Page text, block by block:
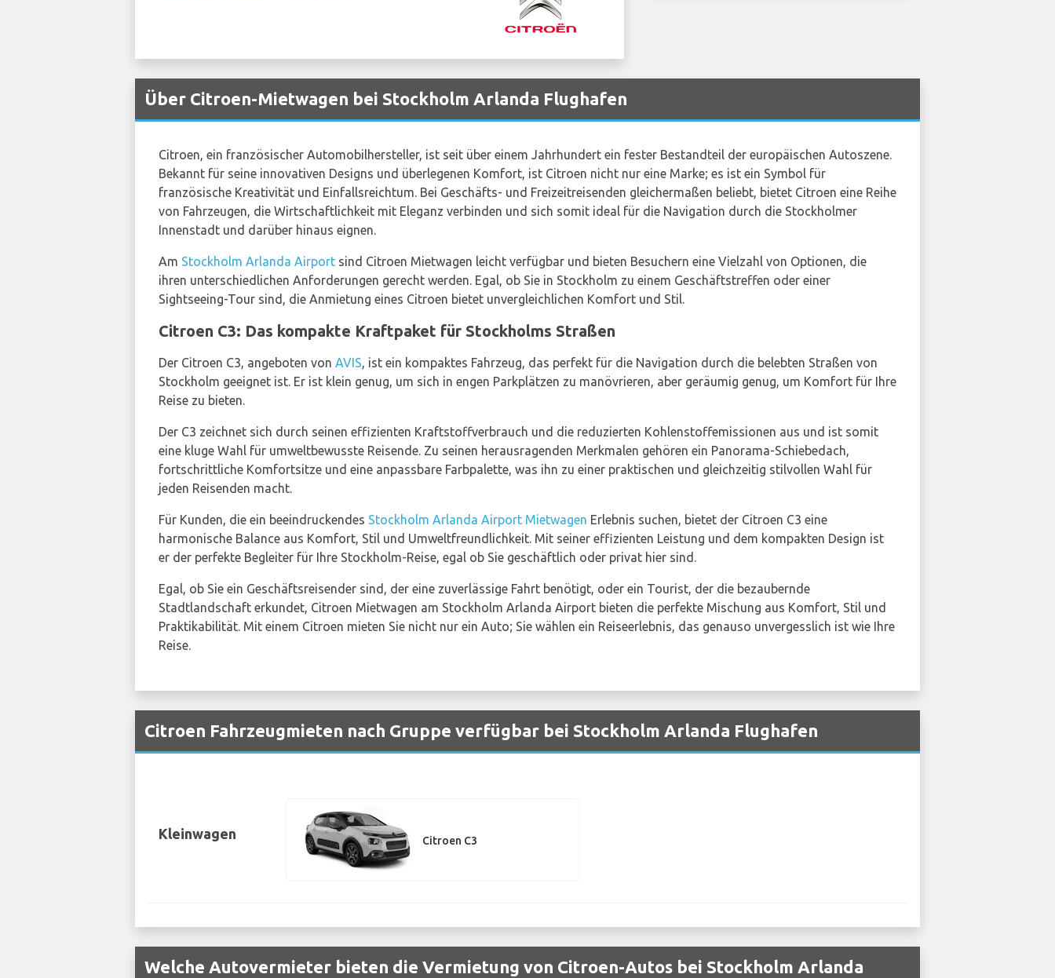
Über Citroen-Mietwagen bei Stockholm Arlanda Flughafen
Citroen, ein französischer Automobilhersteller, ist seit über einem Jahrhundert ein fester Bestandteil der europäischen Autoszene.
Bekannt für seine innovativen Designs und überlegenen Komfort, ist Citroen nicht nur eine Marke; es ist ein Symbol für
französische Kreativität und Einfallsreichtum. Bei Geschäfts- und Freizeitreisenden gleichermaßen beliebt, bietet Citroen eine Reihe
von Fahrzeugen, die Wirtschaftlichkeit mit Eleganz verbinden und sich somit ideal für die Navigation durch die Stockholmer
Innenstadt und darüber hinaus eignen.
Am Stockholm Arlanda Airport sind Citroen Mietwagen leicht verfügbar und bieten Besuchern eine Vielzahl von Optionen, die
ihren unterschiedlichen Anforderungen gerecht werden. Egal, ob Sie in Stockholm zu einem Geschäftstreffen oder einer
Sightseeing-Tour sind, die Anmietung eines Citroen bietet unvergleichlichen Komfort und Stil.
Citroen C3: Das kompakte Kraftpaket für Stockholms Straßen
Der Citroen C3, angeboten von AVIS, ist ein kompaktes Fahrzeug, das perfekt für die Navigation durch die belebten Straßen von
Stockholm geeignet ist. Er ist klein genug, um sich in engen Parkplätzen zu manövrieren, aber geräumig genug, um Komfort für Ihre
Reise zu bieten.
Der C3 zeichnet sich durch seinen effizienten Kraftstoffverbrauch und die reduzierten Kohlenstoffemissionen aus und ist somit
eine kluge Wahl für umweltbewusste Reisende. Zu seinen herausragenden Merkmalen gehören ein Panorama-Schiebedach,
fortschrittliche Komfortsitze und eine anpassbare Farbpalette, was ihn zu einer praktischen und gleichzeitig stilvollen Wahl für
jeden Reisenden macht.
Für Kunden, die ein beeindruckendes Stockholm Arlanda Airport Mietwagen Erlebnis suchen, bietet der Citroen C3 eine
harmonische Balance aus Komfort, Stil und Umweltfreundlichkeit. Mit seiner effizienten Leistung und dem kompakten Design ist
er der perfekte Begleiter für Ihre Stockholm-Reise, egal ob Sie geschäftlich oder privat hier sind.
Egal, ob Sie ein Geschäftsreisender sind, der eine zuverlässige Fahrt benötigt, oder ein Tourist, der die bezaubernde
Stadtlandschaft erkundet, Citroen Mietwagen am Stockholm Arlanda Airport bieten die perfekte Mischung aus Komfort, Stil und
Praktikabilität. Mit einem Citroen mieten Sie nicht nur ein Auto; Sie wählen ein Reiseerlebnis, das genauso unvergesslich ist wie Ihre
Reise.
Citroen Fahrzeugmieten nach Gruppe verfügbar bei Stockholm Arlanda Flughafen
Kleinwagen Citroen C3
Welche Autovermieter bieten die Vermietung von Citroen-Autos bei Stockholm Arlanda